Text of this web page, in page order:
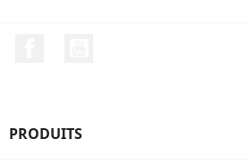
PRODUITS